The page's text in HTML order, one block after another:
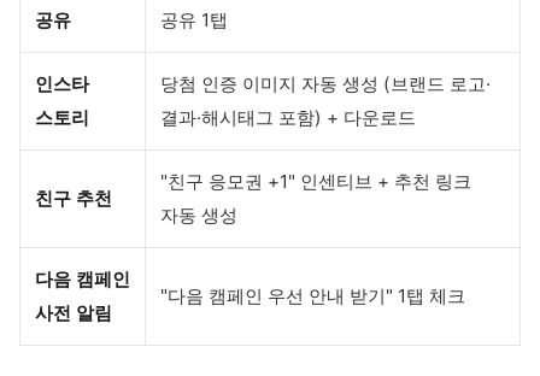
공유
공유 1탭
인스타
스토리
당첨 인증 이미지 자동 생성 (브랜드 로고·
결과·해시태그 포함) + 다운로드
친구 추천
"친구 응모권 +1" 인센티브 + 추천 링크
자동 생성
다음 캠페인
사전 알림
"다음 캠페인 우선 안내 받기" 1탭 체크